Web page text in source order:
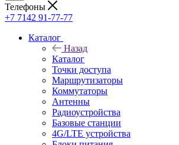
Телефоны
+7 7142 91-77-77
Каталог
Назад
Каталог
Точки доступа
Маршрутизаторы
Коммутаторы
Антенны
Радиоустройства
Базовые станции
4G/LTE устройства